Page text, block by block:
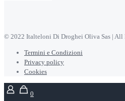
© 2022 Italteloni Di Droghei Oliva Sas | All
Termini e Condizioni
Privacy policy
Cookies
0